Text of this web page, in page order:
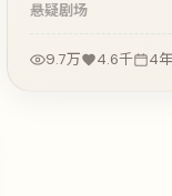
悬疑剧场
9.7万 4.6千 4